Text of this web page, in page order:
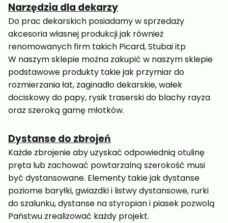
Narzędzia dla dekarzy
Do prac dekarskich posiadamy w sprzedaży
akcesoria własnej produkcji jak również
renomowanych firm takich Picard, Stubai itp
W naszym sklepie można zakupić w naszym sklepie
podstawowe produkty takie jak przymiar do
rozmierzania łat, zaginadło dekarskie, wałek
dociskowy do papy, rysik traserski do blachy rayza
oraz szeroką gamę młotków.
Dystanse do zbrojeń
Każde zbrojenie aby uzyskać odpowiednią otulinę
pręta lub zachować powtarzalną szerokość musi
być dystansowane. Elementy takie jak dystanse
poziome baryłki, gwiazdki i listwy dystansowe, rurki
do szalunku, dystanse na styropian i piasek pozwolą
Państwu zrealizować każdy projekt.